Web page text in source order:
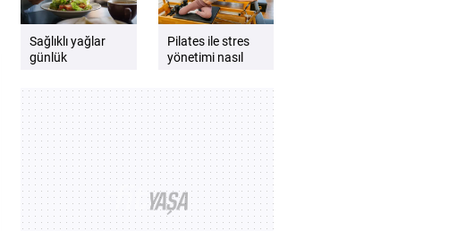
Sağlıklı yağlar
günlük
yer almalıdır?
Pilates ile stres
yönetimi nasıl
Zihin ve beden
dengesini
güçlendiren
öneriler